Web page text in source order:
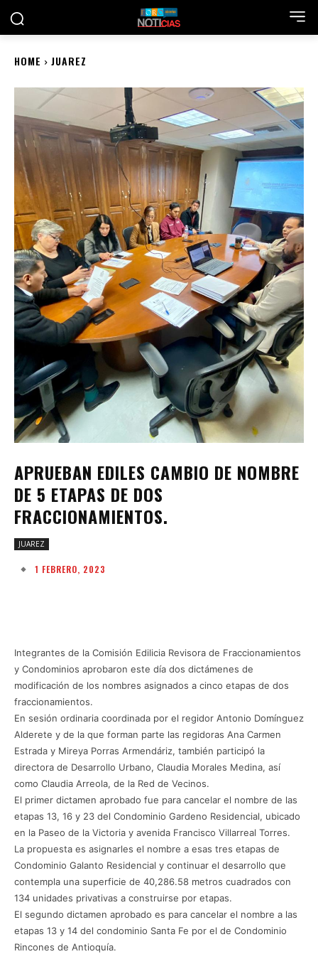
HOME JUAREZ
APRUEBAN EDILES CAMBIO DE NOMBRE
DE 5 ETAPAS DE DOS
FRACCIONAMIENTOS.
JUAREZ
1 FEBRERO, 2023
Integrantes de la Comisión Edilicia Revisora de Fraccionamientos
y Condominios aprobaron este día dos dictámenes de
modificación de los nombres asignados a cinco etapas de dos
fraccionamientos.
En sesión ordinaria coordinada por el regidor Antonio Domínguez
Alderete y de la que forman parte las regidoras Ana Carmen
Estrada y Mireya Porras Armendáriz, también participó la
directora de Desarrollo Urbano, Claudia Morales Medina, así
como Claudia Arreola, de la Red de Vecinos.
El primer dictamen aprobado fue para cancelar el nombre de las
etapas 13, 16 y 23 del Condominio Gardeno Residencial, ubicado
en la Paseo de la Victoria y avenida Francisco Villarreal Torres.
La propuesta es asignarles el nombre a esas tres etapas de
Condominio Galanto Residencial y continuar el desarrollo que
contempla una superficie de 40,286.58 metros cuadrados con
134 unidades privativas a construirse por etapas.
El segundo dictamen aprobado es para cancelar el nombre a las
etapas 13 y 14 del condominio Santa Fe por el de Condominio
Rincones de Antioquía.